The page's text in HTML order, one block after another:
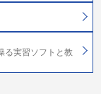
る実習ソフトと教